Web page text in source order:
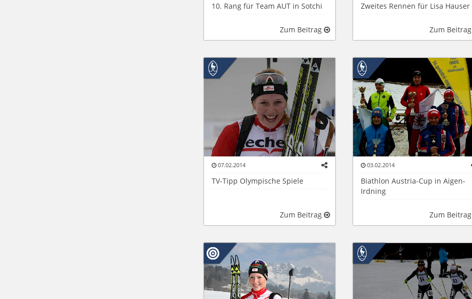
10. Rang für Team AUT in Sotchi
Zum Beitrag
Zweites Rennen für Lisa Hauser
Zum Beitrag
07.02.2014
TV-Tipp Olympische Spiele
Zum Beitrag
03.02.2014
Biathlon Austria-Cup in Aigen-
Irdning
Zum Beitrag